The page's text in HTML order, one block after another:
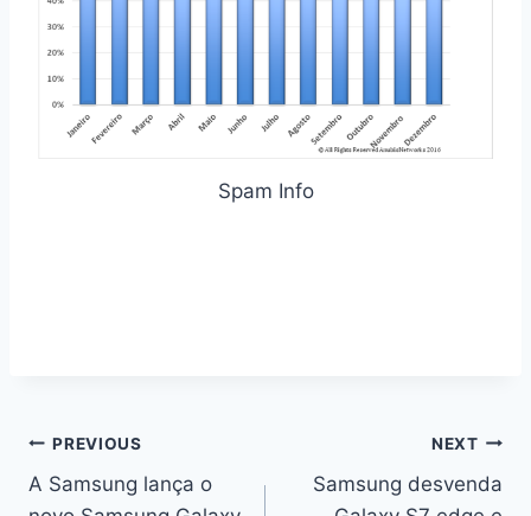
Spam Info
Navegação
de
PREVIOUS
A Samsung lança o
NEXT
Samsung desvenda